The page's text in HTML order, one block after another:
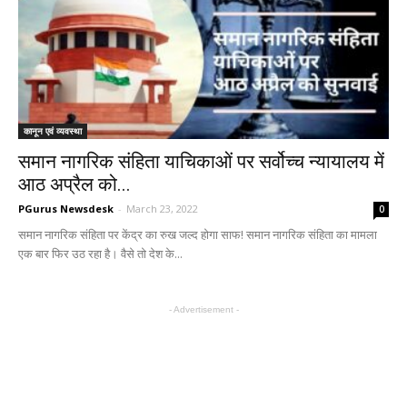
कानून एवं व्यवस्था
समान नागरिक संहिता याचिकाओं पर सर्वोच्च न्यायालय में
आठ अप्रैल को...
PGurus Newsdesk - March 23, 2022 0
समान नागरिक संहिता पर केंद्र का रुख जल्द होगा साफ! समान नागरिक संहिता का मामला
एक बार फिर उठ रहा है। वैसे तो देश के...
- Advertisement -